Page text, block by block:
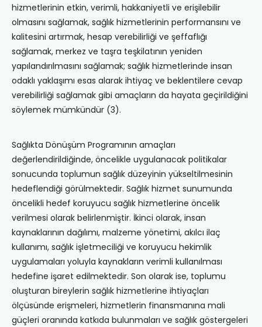
hizmetlerinin etkin, verimli, hakkaniyetli ve erişilebilir
olmasını sağlamak, sağlık hizmetlerinin performansını ve
kalitesini artırmak, hesap verebilirliği ve şeffaflığı
sağlamak, merkez ve taşra teşkilatının yeniden
yapılandırılmasını sağlamak; sağlık hizmetlerinde insan
odaklı yaklaşımı esas alarak ihtiyaç ve beklentilere cevap
verebilirliği sağlamak gibi amaçların da hayata geçirildiğini
söylemek mümkündür (3).
Sağlıkta Dönüşüm Programının amaçları
değerlendirildiğinde, öncelikle uygulanacak politikalar
sonucunda toplumun sağlık düzeyinin yükseltilmesinin
hedeflendiği görülmektedir. Sağlık hizmet sunumunda
öncelikli hedef koruyucu sağlık hizmetlerine öncelik
verilmesi olarak belirlenmiştir. İkinci olarak, insan
kaynaklarının dağılımı, malzeme yönetimi, akılcı ilaç
kullanımı, sağlık işletmeciliği ve koruyucu hekimlik
uygulamaları yoluyla kaynakların verimli kullanılması
hedefine işaret edilmektedir. Son olarak ise, toplumu
oluşturan bireylerin sağlık hizmetlerine ihtiyaçları
ölçüsünde erişmeleri, hizmetlerin finansmanına mali
güçleri oranında katkıda bulunmaları ve sağlık göstergeleri